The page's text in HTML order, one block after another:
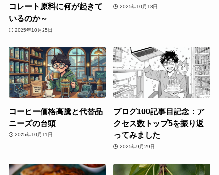
コレート原料に何が起きて
いるのか～
2025年10月25日
2025年10月18日
コーヒー価格高騰と代替品
ニーズの台頭
2025年10月11日
ブログ100記事目記念：ア
クセス数トップ5を振り返
ってみました
2025年9月29日